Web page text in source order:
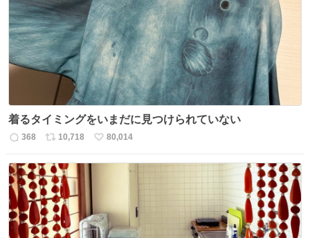
ト
数
数
着るタイミングをいまだに見つけられていない
返
数
368
リ
ス
ト
数
10,718
い
80,014